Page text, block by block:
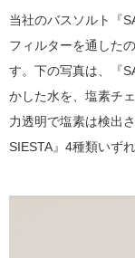
当社のバスソルト『
フィルターを通した
す。下の写真は、『
かした水を、塩素チ
力透明で塩素は検出
SIESTA』4種類いず